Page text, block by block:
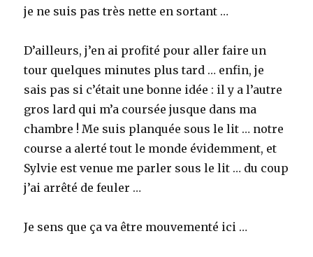
je ne suis pas très nette en sortant …
D’ailleurs, j’en ai profité pour aller faire un
tour quelques minutes plus tard … enfin, je
sais pas si c’était une bonne idée : il y a l’autre
gros lard qui m’a coursée jusque dans ma
chambre ! Me suis planquée sous le lit … notre
course a alerté tout le monde évidemment, et
Sylvie est venue me parler sous le lit … du coup
j’ai arrêté de feuler …
Je sens que ça va être mouvementé ici …